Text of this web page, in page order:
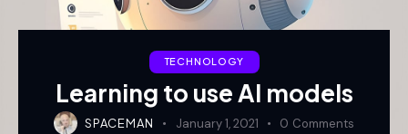
TECHNOLOGY
Learning to use AI models
SPACEMAN January 1, 2021 0 Comments